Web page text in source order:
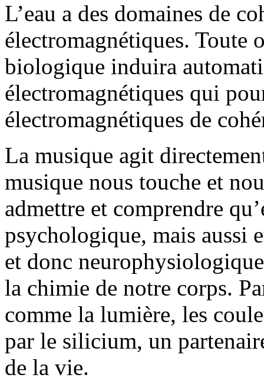
L’eau a des domaines de
électromagnétiques. Toute
biologique induira
électromagnétiques qui
électromagnétiques de
La musique agit
musique nous touche et
admettre et comprendre
psychologique, mais aussi
et donc
la chimie de notre corps.
comme la lumière, les
par le silicium, un
de la vie.